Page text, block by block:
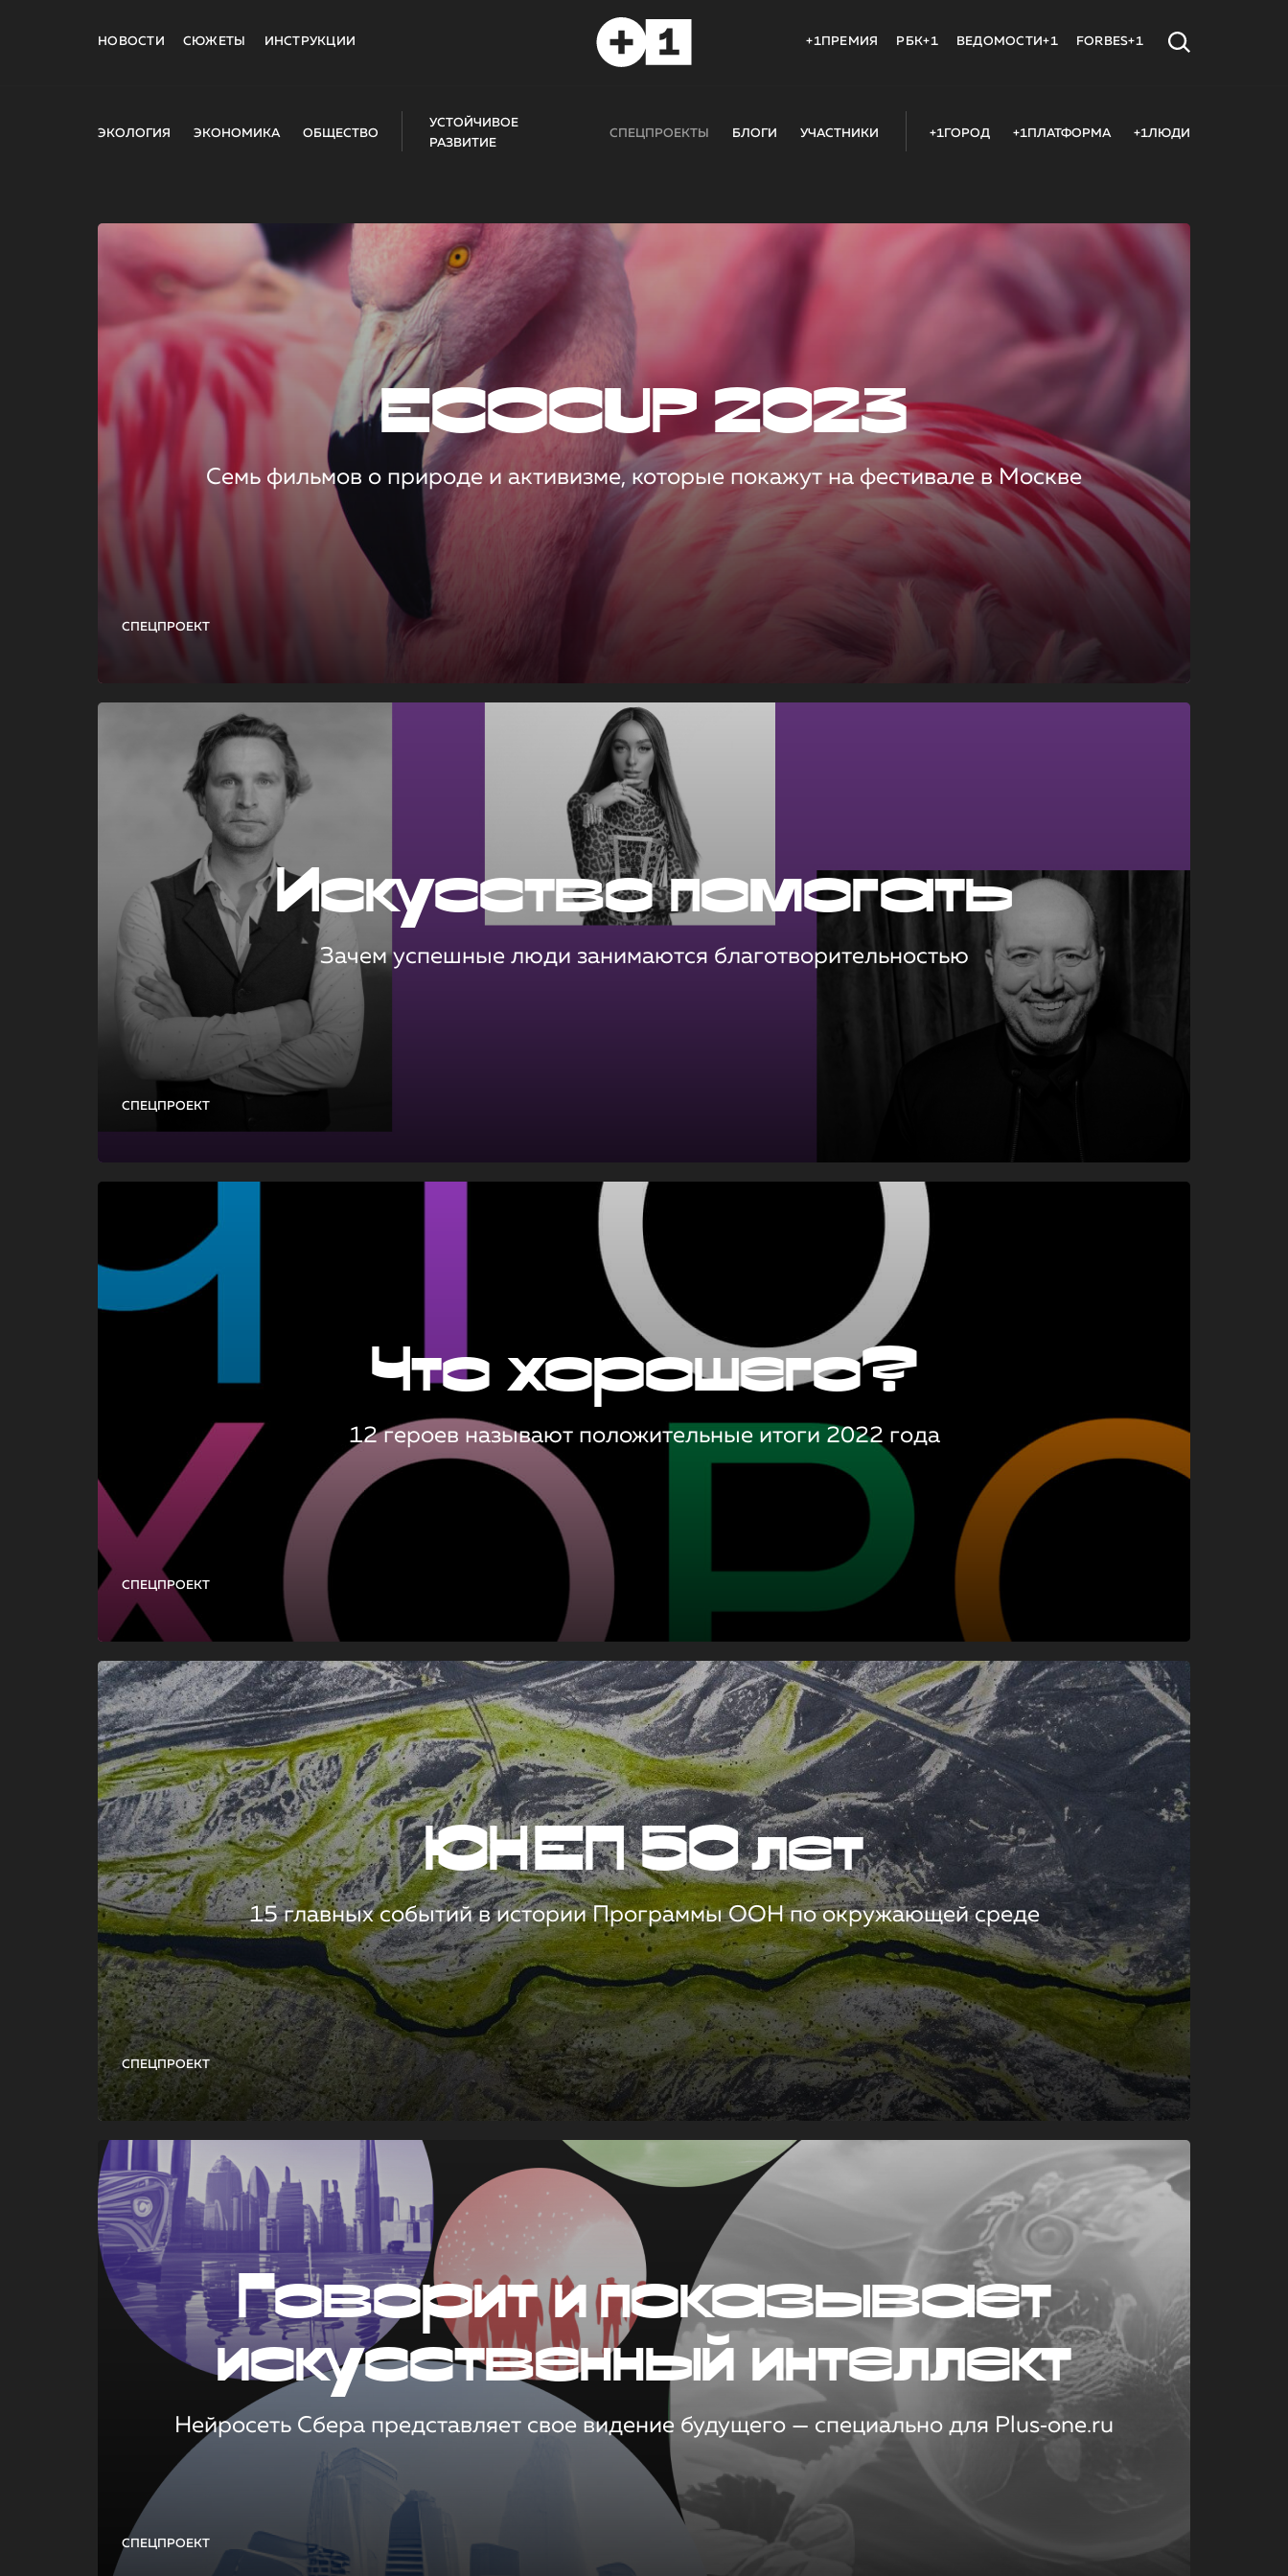
НОВОСТИ СЮЖЕТЫ ИНСТРУКЦИИ +1ПРЕМИЯ РБК+1 ВЕДОМОСТИ+1 FORBES+1
ЭКОЛОГИЯ ЭКОНОМИКА ОБЩЕСТВО
УСТОЙЧИВОЕ
РАЗВИТИЕ
СПЕЦПРОЕКТЫ БЛОГИ УЧАСТНИКИ +1ГОРОД +1ПЛАТФОРМА +1ЛЮДИ
СПЕЦПРОЕКТ
ECOCUP 2023
Семь фильмов о природе и активизме, которые покажут на фестивале в Москве
СПЕЦПРОЕКТ
Искусство помогать
Зачем успешные люди занимаются благотворительностью
СПЕЦПРОЕКТ
Что хорошего?
12 героев называют положительные итоги 2022 года
СПЕЦПРОЕКТ
ЮНЕП 50 лет
15 главных событий в истории Программы ООН по окружающей среде
СПЕЦПРОЕКТ
Говорит и показывает
искусственный интеллект
Нейросеть Сбера представляет свое видение будущего — специально для Plus‑one.ru